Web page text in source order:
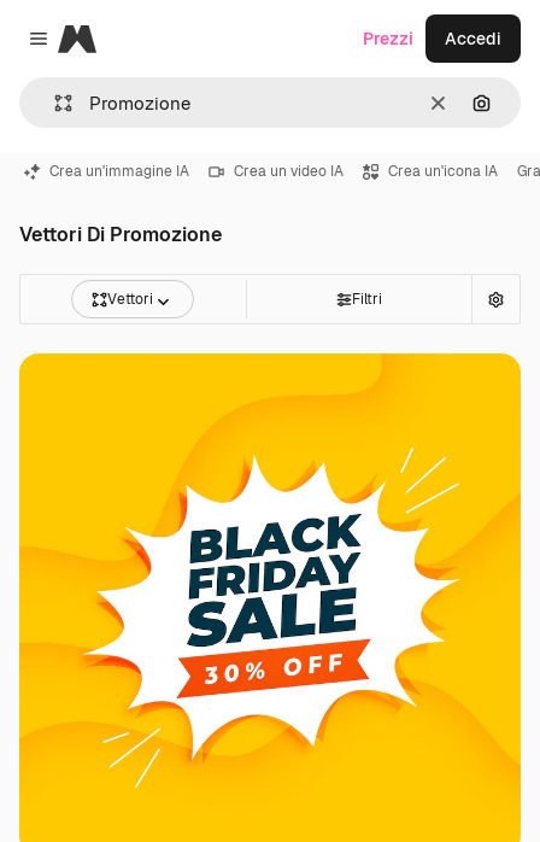
Close menu
Magnific
CancellaCerca
Prezzi Accedi
Crea un'immagine IA Crea un video IA Crea un'icona IA
Vettori Di Promozione
Vettori Filtri